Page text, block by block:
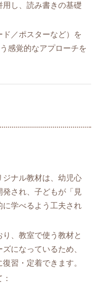
し、読み書きの基礎
／ポスターなど）を
感覚的なアプローチを
ナル教材は、幼児心
され、子どもが「見
に学べるよう工夫され
、教室で使う教材と
になっているため、
習・定着できます。